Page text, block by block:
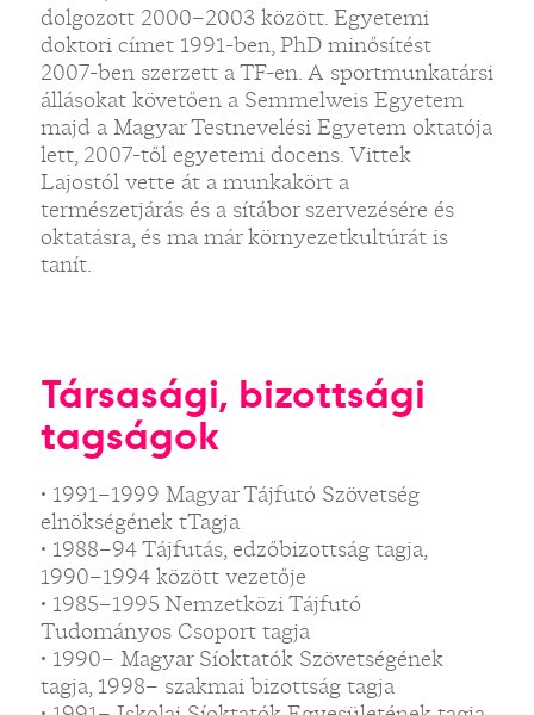
dolgozott 2000–2003 között. Egyetemi
doktori címet 1991-ben, PhD minősítést
2007-ben szerzett a TF-en. A sportmunkatársi
állásokat követően a Semmelweis Egyetem
majd a Magyar Testnevelési Egyetem oktatója
lett, 2007-től egyetemi docens. Vittek
Lajostól vette át a munkakört a
természetjárás és a sítábor szervezésére és
oktatásra, és ma már környezetkultúrát is
tanít.
Társasági, bizottsági
tagságok
• 1991–1999 Magyar Tájfutó Szövetség
elnökségének tTagja
• 1988–94 Tájfutás, edzőbizottság tagja,
1990–1994 között vezetője
• 1985–1995 Nemzetközi Tájfutó
Tudományos Csoport tagja
• 1990– Magyar Síoktatók Szövetségének
tagja, 1998– szakmai bizottság tagja